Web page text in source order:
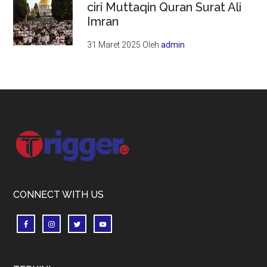
ciri Muttaqin Quran Surat Ali
Imran
31 Maret 2025 Olehadmin
Footer
CONNECT WITH US